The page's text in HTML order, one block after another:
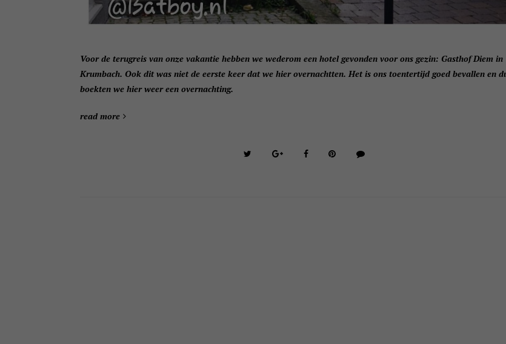
Voor de terugreis van onze vakantie hebben we wederom een hotel gevonden voor ons gezin: Gasthof Diem in
Krumbach. Ook dit was niet de eerste keer dat we hier overnachtten. Het is ons toentertijd goed bevallen en
boekten we hier weer een overnachting.
read more